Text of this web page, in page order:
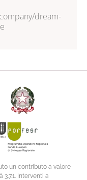
dream-
un contributo a valore
3.7.1. Interventi a